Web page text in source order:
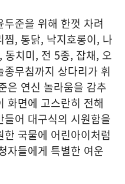
준을 위해 한껏 차려
, 통닭, 낙지호롱이, 나
동치미, 전 5종, 잡채, 오
무침까지 상다리가 휘
은 연신 놀라움을 감추
화면에 고스란히 전해
어 대구식의 시원함을
국물에 어린아이처럼
자들에게 특별한 여운